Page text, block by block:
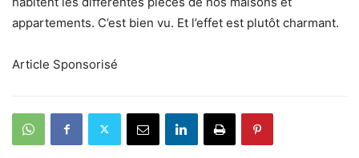
appartements. C’est bien vu. Et l’effet est plutôt charmant.
Article Sponsorisé